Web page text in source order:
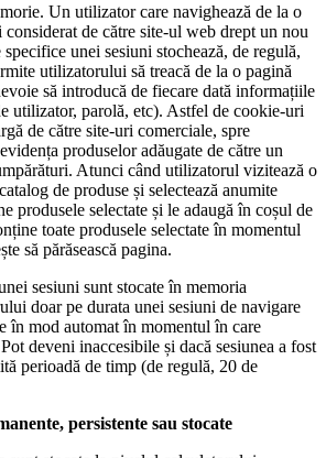
Un utilizator care navighează de la o
de către site-ul web drept un nou
unei sesiuni stochează, de regulă,
utilizatorului să treacă de la o pagină
să introducă de fiecare dată informațiile
utilizator, parolă, etc). Astfel de cookie-uri
de către site-uri comerciale, spre
produselor adăugate de către un
Atunci când utilizatorul vizitează o
de produse și selectează anumite
produsele selectate și le adaugă în coșul de
toate produsele selectate în momentul
să părăsească pagina.
sesiuni sunt stocate în memoria
doar pe durata unei sesiuni de navigare
în mod automat în momentul în care
deveni inaccesibile și dacă sesiunea a fost
perioadă de timp (de regulă, 20 de
persistente sau stocate